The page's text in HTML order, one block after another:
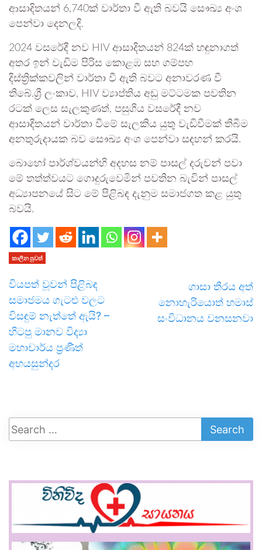
ආසාදිතයන් 6,740ක් වාර්තා වී ඇති බවයි සෞඛ්‍ය අංශ
පෙන්වා දෙනලදි.
2024 වසරේදී නව HIV ආසාදිතයන් 824ක් හඳුනාගත්
අතර ඉන් වැඩිම පිරිස කොළඹ සහ ගම්පහ
දිස්ත්‍රික්කවලින් වාර්තා වී ඇති බවට අනාවරණ වී
තිබේ.ශ්‍රී ලංකාව, HIV ව්‍යාප්තිය අඩු මට්ටමක පවතින
රටක් ලෙස සැලකුණත්, පසුගිය වසරේදී නව
ආසාදිතයන් වාර්තා වීමේ සැලකිය යුතු වැඩිවීමක් තිබීම
අනතුරුදායක බව සෞඛ්‍ය අංශ පෙන්වා සඳහන් කරයි.
බොහෝ පාර්ශ්වයන්හි අදහස නම් පාසල් දරුවන් පවා
මේ තත්ත්වයට ගොදුරුවෙමින් පවතින බැවින් පාසල්
අධ්‍යාපනයේ සිට මේ පිළිබඳ දැනුම සමාජගත කළ යුතු
බවයි.
කාලීන පුවත්
වියපත් වූවන් පිළිබඳ
සමාජමය ගැටළු වලට
විසඳුම් නැත්තේ ඇයි? –
හිටපු මානව විද්‍යා
මහාචාර්ය ප්‍රණීත්
අභයසුන්දර
ගාසා තීරය අත්
නොහැරියොත් හමාස්
සංවිධානය වනසනවා